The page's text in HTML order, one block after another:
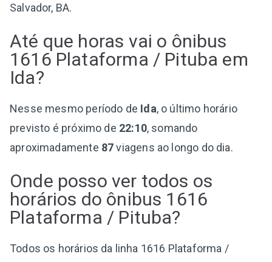
Salvador, BA.
Até que horas vai o ônibus
1616 Plataforma / Pituba em
Ida?
Nesse mesmo período de Ida, o último horário
previsto é próximo de 22:10, somando
aproximadamente 87viagens ao longo do dia.
Onde posso ver todos os
horários do ônibus 1616
Plataforma / Pituba?
Todos os horários da linha 1616 Plataforma /